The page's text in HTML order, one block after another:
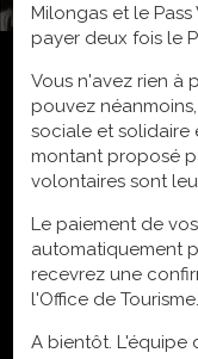
Milongas et le
payer deux fois le
Vous n'avez rien à
pouvez
sociale et solidaire
montant proposé
volontaires sont
Le paiement de
automatiquement
recevrez une
l'Office de Tourisme.
A bientôt. L'équipe